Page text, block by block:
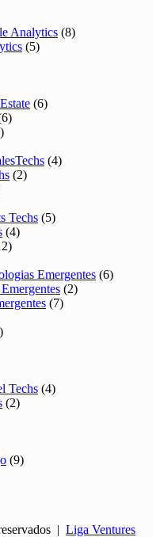
Analytics (8)
(5)
(6)
(4)
(2)
Techs (5)
(4)
Emergentes (6)
(2)
(7)
Techs (4)
(2)
(9)
| Liga Ventures